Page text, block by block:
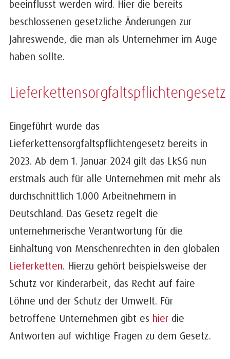
beeinflusst werden wird. Hier die bereits
beschlossenen gesetzliche Änderungen zur
Jahreswende, die man als Unternehmer im Auge
haben sollte.
Lieferkettensorgfaltspflichtengesetz
Eingeführt wurde das
Lieferkettensorgfaltspflichtengesetz bereits in
2023. Ab dem 1. Januar 2024 gilt das LkSG nun
erstmals auch für alle Unternehmen mit mehr als
durchschnittlich 1.000 Arbeitnehmern in
Deutschland. Das Gesetz regelt die
unternehmerische Verantwortung für die
Einhaltung von Menschenrechten in den globalen
Lieferketten. Hierzu gehört beispielsweise der
Schutz vor Kinderarbeit, das Recht auf faire
Löhne und der Schutz der Umwelt. Für
betroffene Unternehmen gibt es hier die
Antworten auf wichtige Fragen zu dem Gesetz.